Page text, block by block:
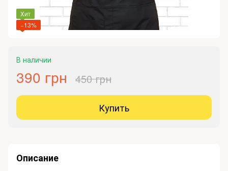
Хит
−13%
В наличии
390 грн 450 грн
Купить
Описание